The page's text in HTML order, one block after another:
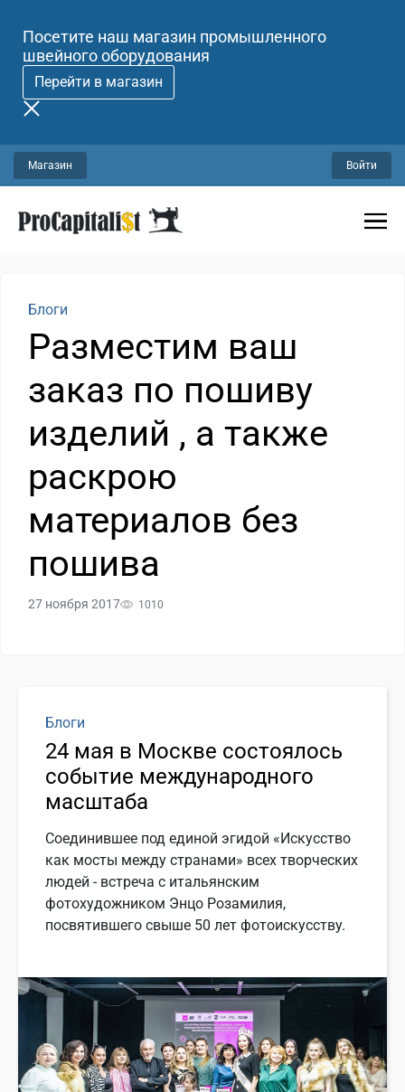
Посетите наш магазин промышленного
швейного оборудования
Перейти в магазин
Магазин Войти
Блоги
Разместим ваш
заказ по пошиву
изделий , а также
раскрою
материалов без
пошива
27 ноября 2017 1010
Блоги
24 мая в Москве состоялось
событие международного
масштаба
Соединившее под единой эгидой «Искусство
как мосты между странами» всех творческих
людей - встреча с итальянским
фотохудожником Энцо Розамилия,
посвятившего свыше 50 лет фотоискусству.